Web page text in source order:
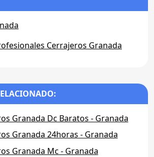
Cerrajeros Granada
Granada Dc Baratos - Granada
Granada 24horas - Granada
Granada Mc - Granada